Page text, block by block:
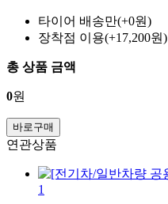
타이어 배송만(+0원)
장착점 이용(+17,200원)
총 상품 금액
0원
바로구매
연관상품
1